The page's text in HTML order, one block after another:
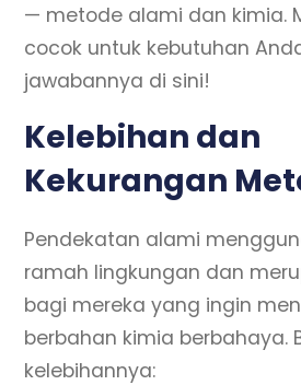
— metode alami dan kimia.
cocok untuk kebutuhan
jawabannya di sini!
Kelebihan dan
Kekurangan
Pendekatan alami
ramah lingkungan dan
bagi mereka yang ingin
berbahan kimia berbahaya.
kelebihannya: